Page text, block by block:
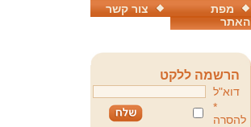
צור קשר
מפת
האתר
הרשמה ללקט
דוא"ל
*
להסרה